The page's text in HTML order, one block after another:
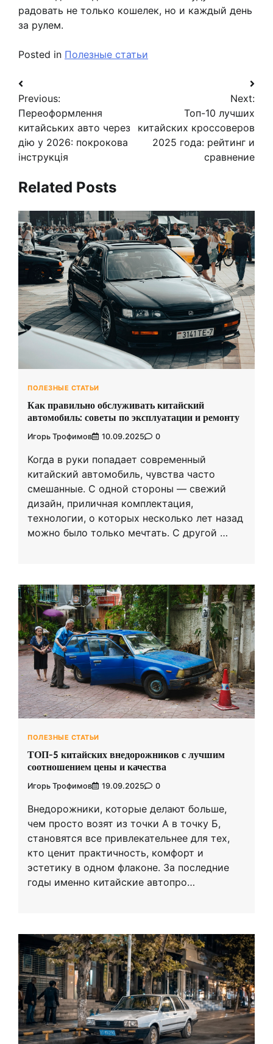
радовать не только кошелек, но и каждый день
за рулем.
Posted in Полезные статьи
Навигация
по
записям
Previous:
Переоформлення
китайських авто через
дію у 2026: покрокова
інструкція
Next:
Топ-10 лучших
китайских кроссоверов
2025 года: рейтинг и
сравнение
Related Posts
ПОЛЕЗНЫЕ СТАТЬИ
Как правильно обслуживать китайский
автомобиль: советы по эксплуатации и ремонту
Игорь Трофимов 10.09.2025 0
Когда в руки попадает современный
китайский автомобиль, чувства часто
смешанные. С одной стороны — свежий
дизайн, приличная комплектация,
технологии, о которых несколько лет назад
можно было только мечтать. С другой …
ПОЛЕЗНЫЕ СТАТЬИ
ТОП-5 китайских внедорожников с лучшим
соотношением цены и качества
Игорь Трофимов 19.09.2025 0
Внедорожники, которые делают больше,
чем просто возят из точки А в точку Б,
становятся все привлекательнее для тех,
кто ценит практичность, комфорт и
эстетику в одном флаконе. За последние
годы именно китайские автопро…